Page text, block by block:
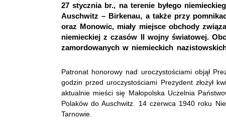
27 stycznia br., na terenie byłego
Auschwitz – Birkenau, a także przy
oraz Monowic, miały miejsce obchody
niemieckiej z czasów II wojny światowej.
zamordowanych w niemieckich
Patronat honorowy nad uroczystościami objął
godzin przed uroczystościami Prezydent złożył
aktualnie mieści się Małopolska Uczelnia
Polaków do Auschwitz. 14 czerwca 1940 roku
Tarnowie.